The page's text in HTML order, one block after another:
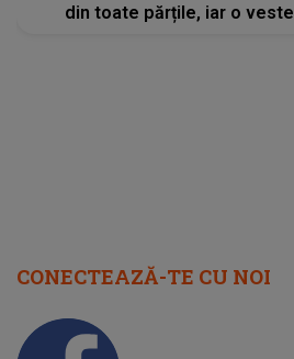
din toate părțile, iar o veste
CONECTEAZĂ-TE CU NOI